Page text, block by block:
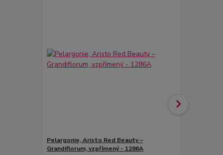
Pelargonie, Aristo Red Beauty –
Grandiflorum, vzpřímený - 1286A